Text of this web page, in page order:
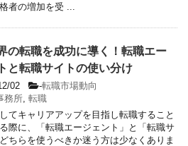
者の増加を受 ...
の転職を成功に導く！転職エー
と転職サイトの使い分け
02 -転職市場動向
務所 転職
てキャリアアップを目指し転職すること
際に、「転職エージェント」と「転職サ
ちらを使うべきか迷う方は少なくありま